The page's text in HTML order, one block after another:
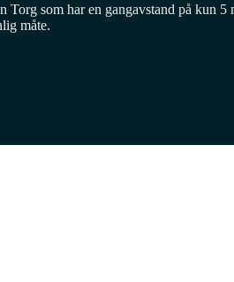
som har en gangavstand på kun 5
måte.